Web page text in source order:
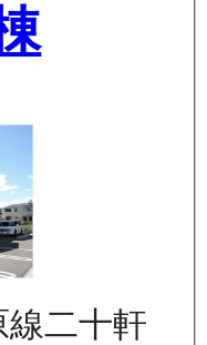
二十軒